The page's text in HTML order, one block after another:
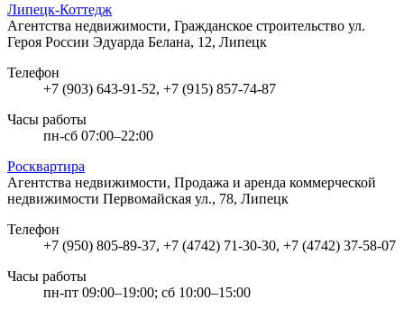
Липецк-Коттедж
Агентства недвижимости, Гражданское строительство ул.
Героя России Эдуарда Белана, 12, Липецк
Телефон
+7 (903) 643-91-52, +7 (915) 857-74-87
Часы работы
пн-сб 07:00–22:00
Росквартира
Агентства недвижимости, Продажа и аренда коммерческой
недвижимости Первомайская ул., 78, Липецк
Телефон
+7 (950) 805-89-37, +7 (4742) 71-30-30, +7 (4742) 37-58-07
Часы работы
пн-пт 09:00–19:00; сб 10:00–15:00